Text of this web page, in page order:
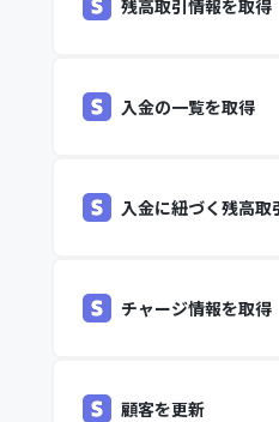
残高取引情報を取得
入金の一覧を取得
入金に紐づく残高取
チャージ情報を取得
顧客を更新